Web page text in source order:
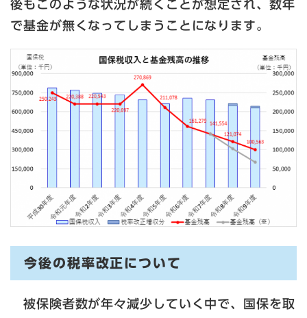
後もこのような状況が続くことが想定され、数年
で基金が無くなってしまうことになります。
今後の税率改正について
被保険者数が年々減少していく中で、国保を取